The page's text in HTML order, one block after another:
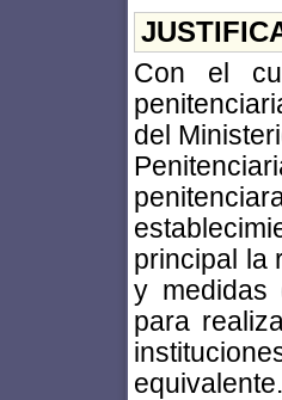
Con el
del
principal la
y medidas
para
equivalente.